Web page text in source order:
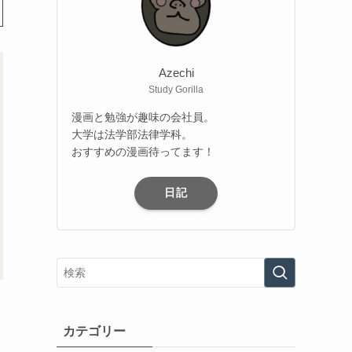
Azechi
Study Gorilla
漫画と勉強が趣味の会社員。
大学は法学部法律学科。
おすすめの漫画待ってます！
日記
カテゴリー